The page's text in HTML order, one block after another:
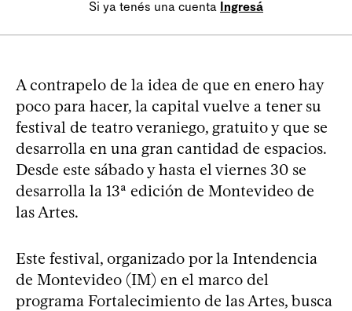
Si ya tenés una cuenta Ingresá
A contrapelo de la idea de que en enero hay
poco para hacer, la capital vuelve a tener su
festival de teatro veraniego, gratuito y que se
desarrolla en una gran cantidad de espacios.
Desde este sábado y hasta el viernes 30 se
desarrolla la 13ª edición de Montevideo de
las Artes.
Este festival, organizado por la Intendencia
de Montevideo (IM) en el marco del
programa Fortalecimiento de las Artes, busca